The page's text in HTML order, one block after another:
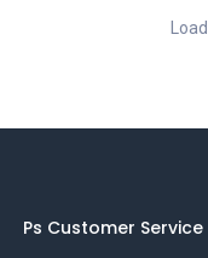
Ps Customer Service